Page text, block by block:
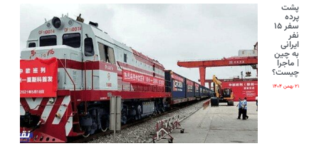
پشت
پرده
سفر ۱۵
نفر
ایرانی‌
به چین
| ماجرا
چیست؟
۲۱ بهمن ۱۴۰۴